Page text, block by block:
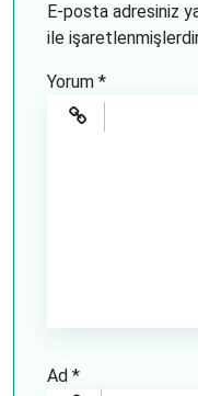
E-posta adresiniz
ile
Yorum *
Ad *